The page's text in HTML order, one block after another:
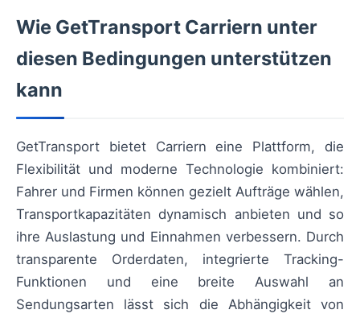
Wie GetTransport Carriern unter
diesen Bedingungen unterstützen
kann
GetTransport bietet Carriern eine Plattform, die
Flexibilität und moderne Technologie kombiniert:
Fahrer und Firmen können gezielt Aufträge wählen,
Transportkapazitäten dynamisch anbieten und so
ihre Auslastung und Einnahmen verbessern. Durch
transparente Orderdaten, integrierte Tracking-
Funktionen und eine breite Auswahl an
Sendungsarten lässt sich die Abhängigkeit von